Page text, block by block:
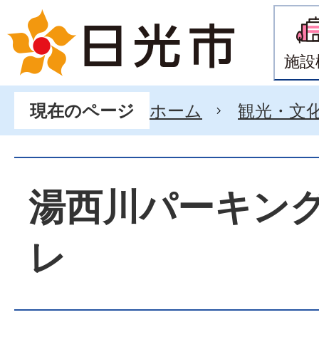
施
現在のページ ホーム 観光・文
湯西川パーキン
レ